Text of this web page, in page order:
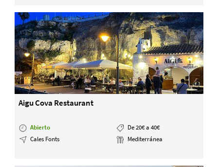
Aigu Cova Restaurant
Abierto
De 20€ a 40€
Cales Fonts
Mediterránea